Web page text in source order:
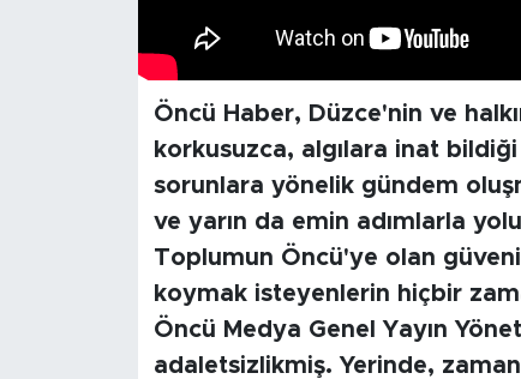
Öncü Haber, Düzce'nin ve
korkusuzca, algılara inat
sorunlara yönelik gündem
ve yarın da emin adımlarla
Toplumun Öncü'ye olan
koymak isteyenlerin hiçbir
Öncü Medya Genel Yayın
adaletsizlikmiş. Yerinde,